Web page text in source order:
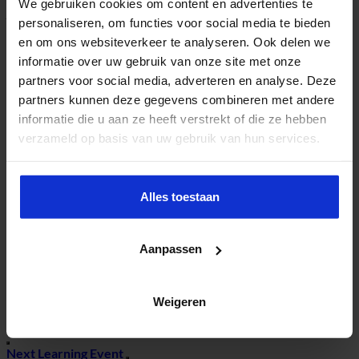
We gebruiken cookies om content en advertenties te
personaliseren, om functies voor social media te bieden
en om ons websiteverkeer te analyseren. Ook delen we
informatie over uw gebruik van onze site met onze
partners voor social media, adverteren en analyse. Deze
partners kunnen deze gegevens combineren met andere
informatie die u aan ze heeft verstrekt of die ze hebben
verzameld op basis van uw gebruik van hun services.
Alles toestaan
Aanpassen
Weigeren
je lichaam, mind, zingeving en omgeving kunt optimaliseren.
Ontdek de kracht van mindfulness en zelfregulatie
om stress te beheersen en veerkracht op te bouwen.
Krijg praktische tools om zingeving te versterken en
een positieve impact te maken in jouw omgeving.
Deze interactieve sessie biedt niet alleen theorie, maar vooral
direct toepasbare inzichten die je helpen om het beste uit jezelf
te halen—zowel professioneel als persoonlijk.
Alle royalties van de auteur(s) worden gedoneerd aan de
e-learning for kids
directeur & professor
Next Learning Event